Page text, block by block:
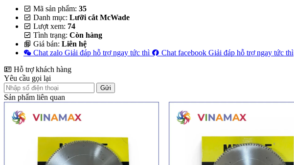
Mã sản phẩm: 35
Danh mục: Lưỡi cắt McWade
Lượt xem: 74
Tình trạng: Còn hàng
Giá bán: Liên hệ
Chat zalo Giải đáp hỗ trợ ngay tức thì Chat facebook Giải đáp hỗ trợ ngay tức thì
Hỗ trợ khách hàng
Yêu cầu gọi lại
Gửi
Sản phẩm liên quan